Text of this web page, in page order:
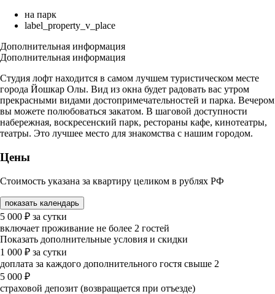
на парк
label_property_v_place
Дополнительная информация
Дополнительная информация
Студия лофт находится в самом лучшем туристическом месте
города Йошкар Олы. Вид из окна будет радовать вас утром
прекрасными видами достопримечательностей и парка. Вечером
вы можете полюбоваться закатом. В шаговой доступности
набережная, воскресенский парк, рестораны кафе, кинотеатры,
театры. Это лучшее место для знакомства с нашим городом.
Цены
Стоимость указана за квартиру целиком в рублях РФ
показать календарь
5 000 ₽ за сутки
включает проживание не более 2 гостей
Показать дополнительные условия и скидки
1 000 ₽ за сутки
доплата за каждого дополнительного гостя свыше 2
5 000 ₽
страховой депозит (возвращается при отъезде)